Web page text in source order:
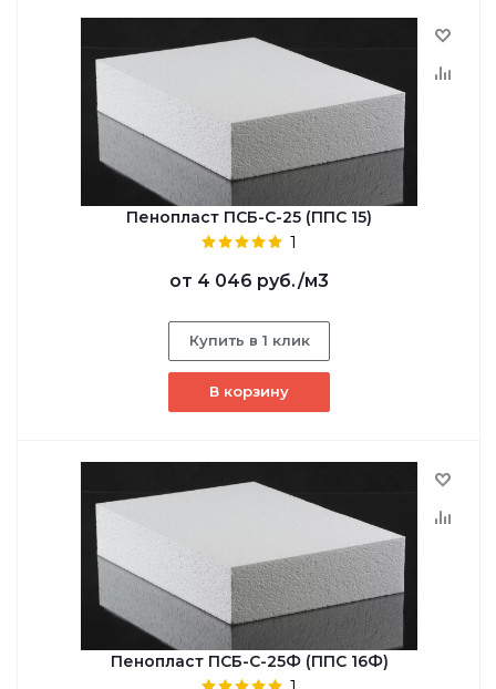
Пенопласт ПСБ-С-25 (ППС 15)
1
от 4 046 руб./м3
Купить в 1 клик
В корзину
Пенопласт ПСБ-С-25Ф (ППС 16Ф)